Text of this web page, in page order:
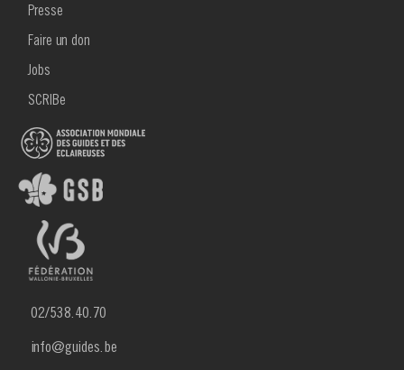
Décembre
2025
Presse
Faire un don
Jobs
SCRIBe
02/538.40.70
info@guides.be